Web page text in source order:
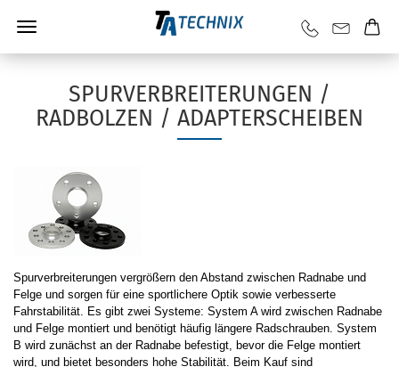
SPURVERBREITERUNGEN /
RADBOLZEN / ADAPTERSCHEIBEN
Spurverbreiterungen vergrößern den Abstand zwischen Radnabe und
Felge und sorgen für eine sportlichere Optik sowie verbesserte
Fahrstabilität. Es gibt zwei Systeme: System A wird zwischen Radnabe
und Felge montiert und benötigt häufig längere Radschrauben. System
B wird zunächst an der Radnabe befestigt, bevor die Felge montiert
wird, und bietet besonders hohe Stabilität. Beim Kauf sind